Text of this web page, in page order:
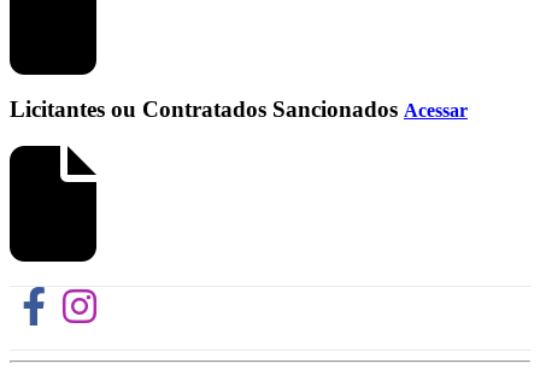
Licitantes ou Contratados Sancionados Acessar